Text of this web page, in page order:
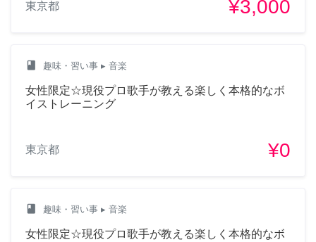
東京都 ¥3,000
class 趣味・習い事 ▸ 音楽
女性限定☆現役プロ歌手が教える楽しく本格的なボ
イストレーニング
東京都 ¥0
class 趣味・習い事 ▸ 音楽
女性限定☆現役プロ歌手が教える楽しく本格的なボ